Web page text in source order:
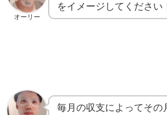
オーリー
をイメージしてください
毎月の収支によってその